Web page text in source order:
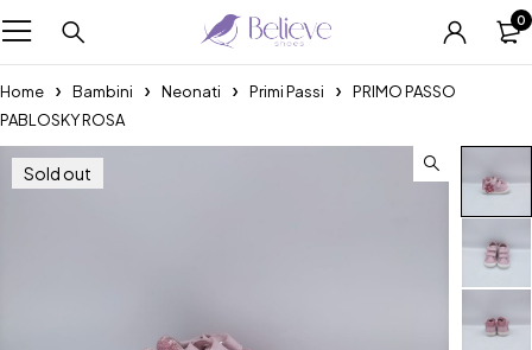
0
Home Bambini Neonati Primi Passi
PRIMO PASSO
PABLOSKY ROSA
Sold out